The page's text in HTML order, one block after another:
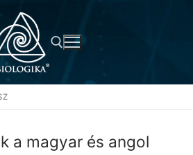
a magyar és angol